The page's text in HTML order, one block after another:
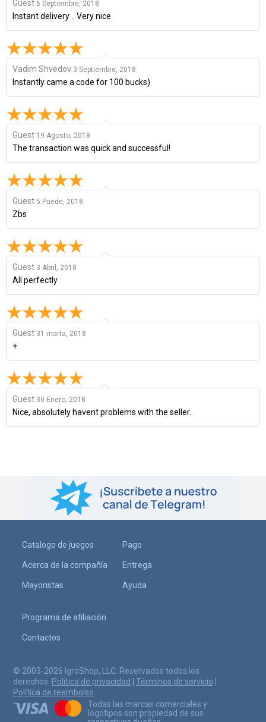
Guest 6 Septiembre, 2018
Instant delivery .. Very nice
Vadim Shvedov 3 Septiembre, 2018
Instantly came a code for 100 bucks)
Guest 19 Agosto, 2018
The transaction was quick and successful!
Guest 5 Puede, 2018
Zbs
Guest 3 Abril, 2018
All perfectly
Guest 31 marta, 2018
+
Guest 30 Enero, 2018
Nice, absolutely havent problems with the seller.
Catalogo de juegos
Acerca de la compañía
Mayoristas
Pago
Entrega
Ayuda
Programa de afiliación
Contactos
© 2003-2026 IgroShop, LLC. Reservados todos los
derechos. Política de privacidad Términos de servicio
Política de reembolso.
Todas las marcas comerciales y
logotipos son propiedad de sus